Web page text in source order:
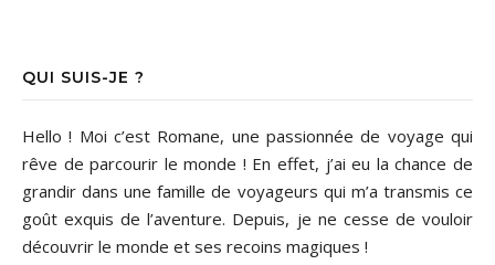
QUI SUIS-JE ?
Hello ! Moi c’est Romane, une passionnée de voyage qui
rêve de parcourir le monde ! En effet, j’ai eu la chance de
grandir dans une famille de voyageurs qui m’a transmis ce
goût exquis de l’aventure. Depuis, je ne cesse de vouloir
découvrir le monde et ses recoins magiques !